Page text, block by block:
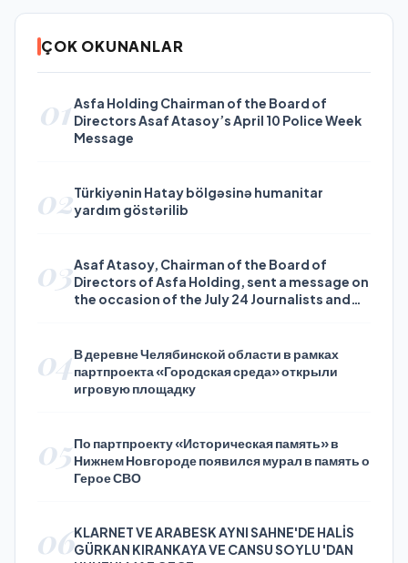
ÇOK OKUNANLAR
01Asfa Holding Chairman of the Board of
Directors Asaf Atasoy’s April 10 Police Week
Message
02Türkiyənin Hatay bölgəsinə humanitar
yardım göstərilib
03Asaf Atasoy, Chairman of the Board of
Directors of Asfa Holding, sent a message on
the occasion of the July 24 Journalists and
04В деревне Челябинской области в рамках
партпроекта «Городская среда» открыли
игровую площадку
05По партпроекту «Историческая память» в
Нижнем Новгороде появился мурал в память о
Герое СВО
06KLARNET VE ARABESK AYNI SAHNE'DE HALİS
GÜRKAN KIRANKAYA VE CANSU SOYLU 'DAN